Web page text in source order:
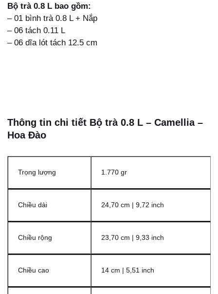
Bộ trà 0.8 L bao gồm:
– 01 bình trà 0.8 L + Nắp
– 06 tách 0.11 L
– 06 dĩa lót tách 12.5 cm
Thông tin chi tiết Bộ trà 0.8 L – Camellia –
Hoa Đào
Trọng lượng 1.770 gr
Chiều dài 24,70 cm | 9,72 inch
Chiều rộng 23,70 cm | 9,33 inch
Chiều cao 14 cm | 5,51 inch